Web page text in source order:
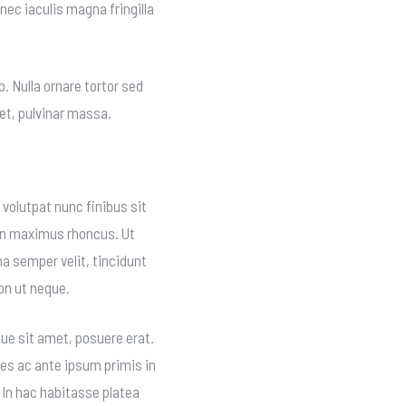
iaculis magna fringilla
Nulla ornare tortor sed
pulvinar massa.
volutpat nunc finibus sit
maximus rhoncus. Ut
semper velit, tincidunt
ut neque.
sit amet, posuere erat.
ac ante ipsum primis in
hac habitasse platea